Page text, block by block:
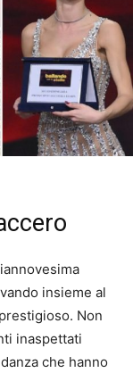
insieme al
Non
inaspettati
che hanno